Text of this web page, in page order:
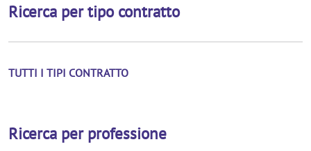
Ricerca per tipo contratto
TUTTI I TIPI CONTRATTO
Ricerca per professione